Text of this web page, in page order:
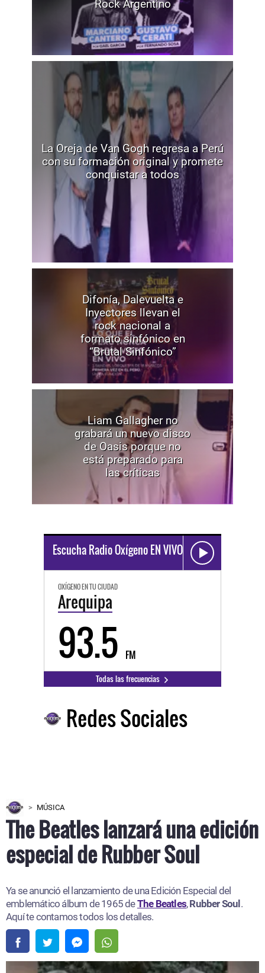
Rock Argentino
La Oreja de Van Gogh regresa a Perú
con su formación original y promete
conquistar a todos
Difonía, Dalevuelta e
Inyectores llevan el
rock nacional a
formato sinfónico en
“Brutal Sinfónico”
Liam Gallagher no
grabará un nuevo disco
de Oasis porque no
está preparado para
las críticas
Escucha Radio Oxígeno EN VIVO
OXÍGENO EN TU CIUDAD
Arequipa
93.5 FM
Todas las frecuencias
Redes Sociales
MÚSICA
The Beatles lanzará una edición
especial de Rubber Soul
Ya se anunció el lanzamiento de una Edición Especial del
emblemático álbum de 1965 deThe Beatles,Rubber Soul .
Aquí te contamos todos los detalles.